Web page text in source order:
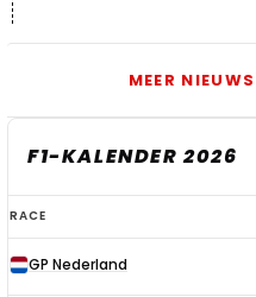
MEER NIEUWS
F1-KALENDER 2026
F1-
kalender
2026
RACE
GP Nederland